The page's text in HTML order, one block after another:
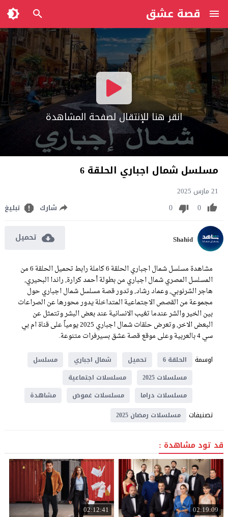
قصة عشق
انقر هنا للإنتقال لصفحة المشاهدة
مسلسل شمال اجباري الحلقة 6
21 مارس 2025
0
0 شارك تبليغ
Shahid تحميل
مشاهدة مسلسل شمال اجباري الحلقة 6 كاملة رابط تحميل الحلقة 6 من
المسلسل المصري شمال اجباري من بطولة أحمد كرارة, راندا البحيري,
هاجر الشرنوبي, وعماد رشاد, وتدور قصة مسلسل شمال اجباري حول
مجموعة من القصص الاجتماعية المتداخلة يدور محورها عن الصراعات
بين الخير والشر عندما تغيب الانسانية عند بعض البشر وتتمثل عن
البعض الاخر, وتعرض حلقات شمال اجباري 2025 يومياً على قناة ام بي
سي 4 بالعربية وعلى موقع قصة عشق بسيرفرات متنوعة.
اوسمة
الحلقة 6 تحميل شمال اجباري
مسلسل
مسلسلات 2025
مسلسلات اجتماعية
مسلسلات دراما
مسلسلات غموض مشاهدة
تصنيفات مسلسلات رمضان 2025
قد تود مشاهدة :
02:19:09
02:12:41